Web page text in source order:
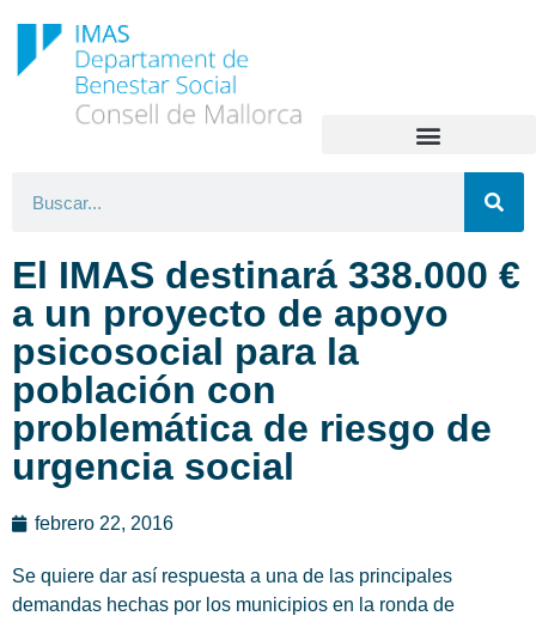
El IMAS destinará 338.000 €
a un proyecto de apoyo
psicosocial para la
población con
problemática de riesgo de
urgencia social
febrero 22, 2016
Se quiere dar así respuesta a una de las principales
demandas hechas por los municipios en la ronda de